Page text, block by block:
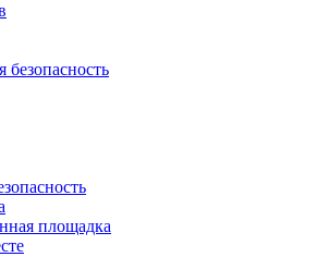
безопасность
площадка